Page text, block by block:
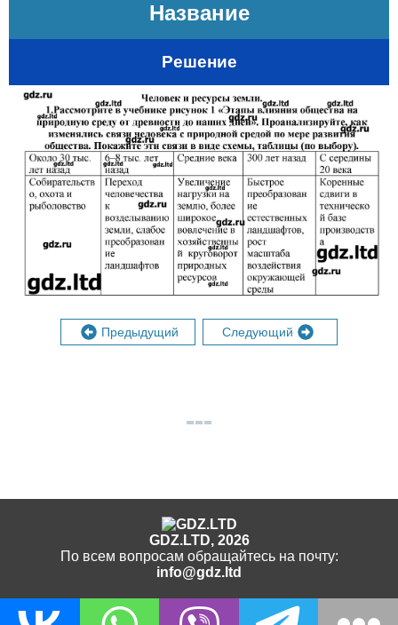
Название
Решение
Предыдущий Следующий
GDZ.LTD, 2026
По всем вопросам обращайтесь на почту:
info@gdz.ltd